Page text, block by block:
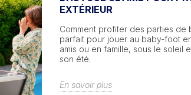
EXTÉRIEUR
Comment profiter des parties
parfait pour jouer au baby-foot
amis ou en famille, sous le soleil
son été.
En savoir plus